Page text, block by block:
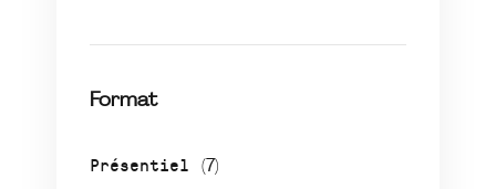
Format
Présentiel (7)